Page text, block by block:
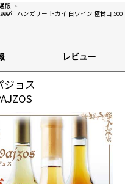
販 >
年 ハンガリー トカイ 白ワイン 極甘口 500
レビュー
ジョス